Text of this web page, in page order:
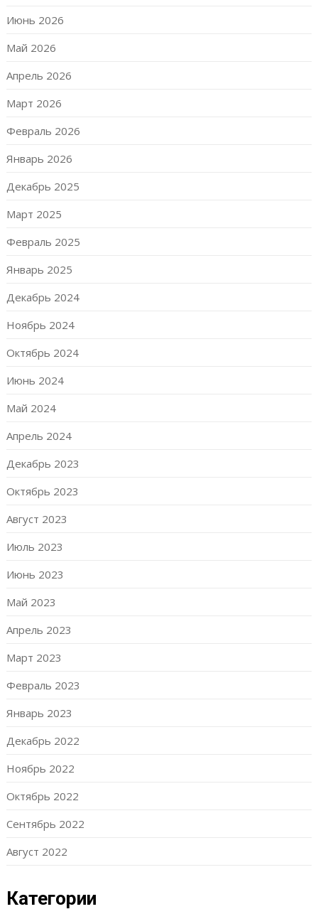
Июнь 2026
Май 2026
Апрель 2026
Март 2026
Февраль 2026
Январь 2026
Декабрь 2025
Март 2025
Февраль 2025
Январь 2025
Декабрь 2024
Ноябрь 2024
Октябрь 2024
Июнь 2024
Май 2024
Апрель 2024
Декабрь 2023
Октябрь 2023
Август 2023
Июль 2023
Июнь 2023
Май 2023
Апрель 2023
Март 2023
Февраль 2023
Январь 2023
Декабрь 2022
Ноябрь 2022
Октябрь 2022
Сентябрь 2022
Август 2022
Категории